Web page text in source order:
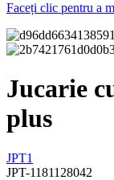
Faceți clic pentru a
Jucarie
plus
JPT1
JPT-1181128042